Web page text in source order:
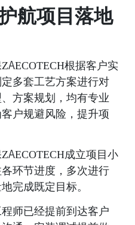
航项目落地
根据客户实
多套工艺方案进行对
方案规划，均有专业
户规避风险，提升项
成立项目小
环节进度，多次进行
完成既定目标。
师已经提前到达客户